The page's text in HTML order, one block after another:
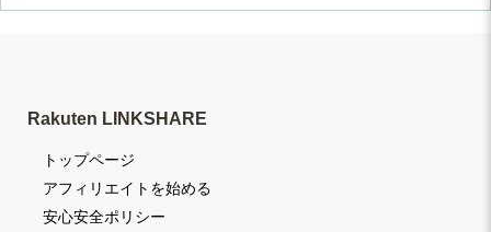
Rakuten LINKSHARE
トップページ
アフィリエイトを始める
安心安全ポリシー